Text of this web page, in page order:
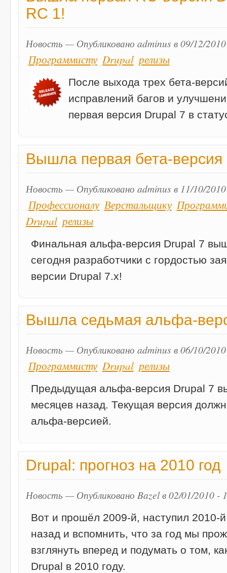
RC 1!
Новость — Опубликовано adminus в 09/12/
Программисту Drupal релизы
После выхода трех бета-
исправлений багов и
первая версия Drupal 7 в
Вышла первая бета-версия
Новость — Опубликовано adminus в 11/10/
Профессионалу Верстальщику
Drupal релизы
Финальная альфа-версия Drupal 7
сегодня разработчики с гордостью
версии Drupal 7.x!
Вышла седьмая альфа-
Новость — Опубликовано adminus в 06/10/
Программисту Drupal релизы
Предыдущая альфа-версия Drupal 7
месяцев назад. Текущая версия
альфа-версией.
Drupal: прогноз на 2010 год
Новость — Опубликовано Bazel в 02/01/2010 -
Вот и прошёл 2009-й, наступил 2010-
назад и вспомнить, что за год мы
взглянуть вперед и подумать о том,
Drupal в 2010 году.